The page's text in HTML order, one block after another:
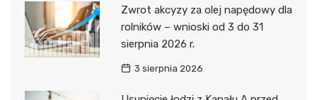
Zwrot akcyzy za olej napędowy dla
rolników – wnioski od 3 do 31
sierpnia 2026 r.
3 sierpnia 2026